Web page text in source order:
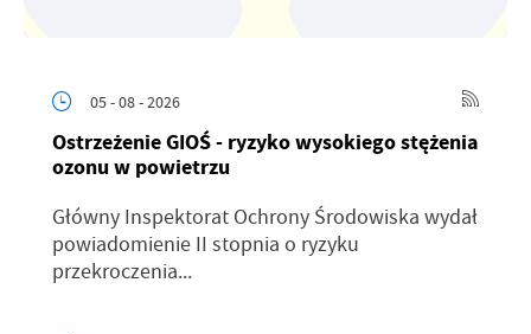
05 - 08 - 2026
Ostrzeżenie GIOŚ - ryzyko wysokiego stężenia
ozonu w powietrzu
Główny Inspektorat Ochrony Środowiska wydał
powiadomienie II stopnia o ryzyku
przekroczenia...